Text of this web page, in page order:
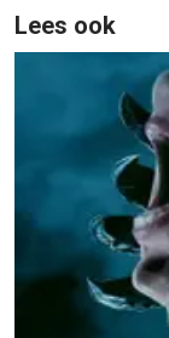
Lees ook